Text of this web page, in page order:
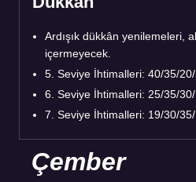
Ardışık dükkân yenilemeleri,
içermeyecek.
5. Seviye İhtimalleri: 40/35/
6. Seviye İhtimalleri: 25/35/
7. Seviye İhtimalleri: 19/30/
Çember